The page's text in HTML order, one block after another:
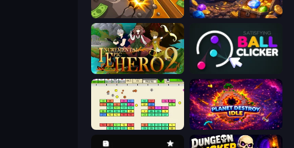
Mine Clicker Lucky Pick
Incremental Epic Hero 2 Satisfying Ball Clicker
Idle Breakout Planet Destroy Idle